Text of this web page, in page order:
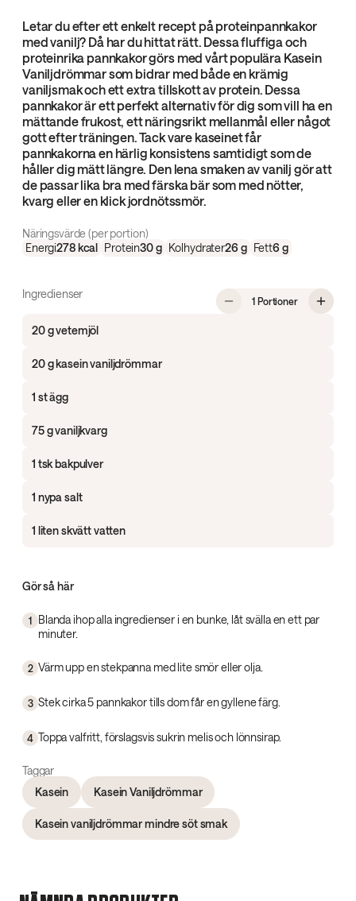
Letar du efter ett enkelt recept på proteinpannkakor
med vanilj? Då har du hittat rätt. Dessa fluffiga och
proteinrika pannkakor görs med vårt populära Kasein
Vaniljdrömmar som bidrar med både en krämig
vaniljsmak och ett extra tillskott av protein. Dessa
pannkakor är ett perfekt alternativ för dig som vill ha en
mättande frukost, ett näringsrikt mellanmål eller något
gott efter träningen. Tack vare kaseinet får
pannkakorna en härlig konsistens samtidigt som de
håller dig mätt längre. Den lena smaken av vanilj gör att
de passar lika bra med färska bär som med nötter,
kvarg eller en klick jordnötssmör.
Näringsvärde (per portion)
Energi278kcal Protein30g Kolhydrater26 g Fett6 g
Ingredienser
1 Portioner,
20 g vetemjöl
20 g kasein vaniljdrömmar
1 st ägg
75 g vaniljkvarg
1 tsk bakpulver
1 nypa salt
1 liten skvätt vatten
Gör så här
1
Blanda ihop alla ingredienser i en bunke, låt svälla en ett par
minuter.
2 Värm upp en stekpanna med lite smör eller olja.
3 Stek cirka 5 pannkakor tills dom får en gyllene färg.
4 Toppa valfritt, förslagsvis sukrin melis och lönnsirap.
Taggar
Kasein
Kasein Vaniljdrömmar
Kasein vaniljdrömmar mindre söt smak